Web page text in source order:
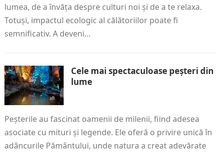
lumea, de a învăța despre culturi noi și de a te relaxa.
Totuși, impactul ecologic al călătoriilor poate fi
semnificativ. A deveni…
Cele mai spectaculoase peșteri din
lume
Peșterile au fascinat oamenii de milenii, fiind adesea
asociate cu mituri și legende. Ele oferă o privire unică în
adâncurile Pământului, unde natura a creat adevărate